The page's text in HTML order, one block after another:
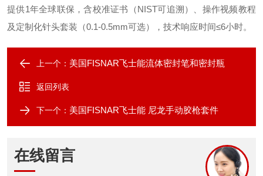
提供1年全球联保，含校准证书（NIST可追溯）、操作视频教程
及定制化针头套装（0.1-0.5mm可选），技术响应时间≤6小时。
上一个： 美国FISNAR飞士能流体密封笔和密封瓶
返回列表
下一个： 美国FISNAR飞士能 尼龙手动胶枪套件
在线留言